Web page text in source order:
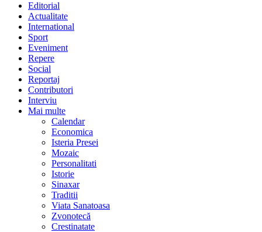
Editorial
Actualitate
International
Sport
Eveniment
Repere
Social
Reportaj
Contributori
Interviu
Mai multe
Calendar
Economica
Isteria Presei
Mozaic
Personalitati
Istorie
Sinaxar
Traditii
Viata Sanatoasa
Zvonotecă
Crestinatate